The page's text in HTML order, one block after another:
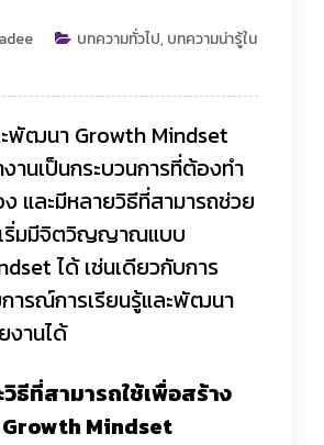
บทความทั่วไป,บทความน่ารู้ใน
พัฒนา Growth Mindset
านเป็นกระบวนการที่ต้องทำ
และมีหลายวิธีที่สามารถช่วย
เริ่มมีจิตวิญญาณแบบ
ได้ เช่นเดียวกับการ
ารณ์การเรียนรู้และพัฒนา
งานได้
ธีที่สามารถใช้เพื่อสร้าง
Growth Mindset